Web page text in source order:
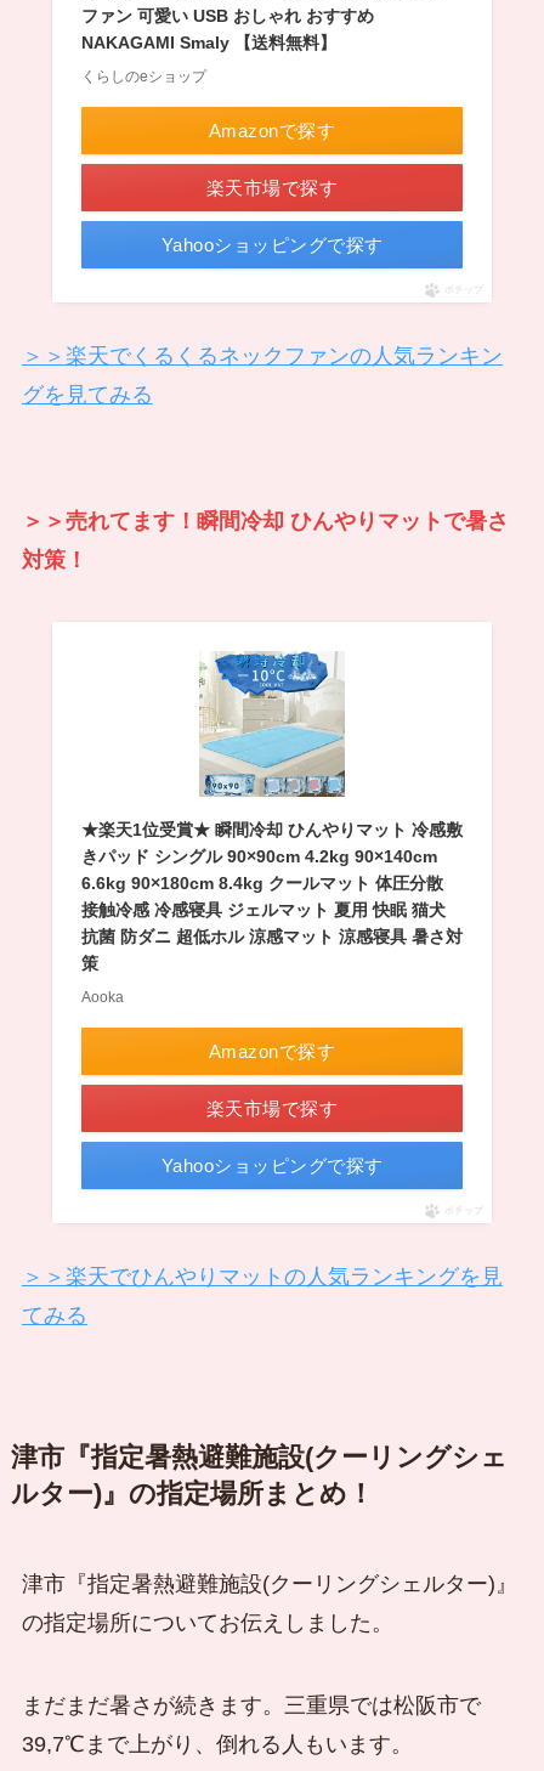
ファン 可愛い USB おしゃれ おすすめ
NAKAGAMI Smaly 【送料無料】
くらしのeショップ
Amazonで探す
楽天市場で探す
Yahooショッピングで探す
ポチップ
＞＞楽天でくるくるネックファンの人気ランキン
グを見てみる
＞＞売れてます！瞬間冷却 ひんやりマットで暑さ
対策！
★楽天1位受賞★ 瞬間冷却 ひんやりマット 冷感敷
きパッド シングル 90×90cm 4.2kg 90×140cm
6.6kg 90×180cm 8.4kg クールマット 体圧分散
接触冷感 冷感寝具 ジェルマット 夏用 快眠 猫犬
抗菌 防ダニ 超低ホル 涼感マット 涼感寝具 暑さ対
策
Aooka
Amazonで探す
楽天市場で探す
Yahooショッピングで探す
ポチップ
＞＞楽天でひんやりマットの人気ランキングを見
てみる
津市『指定暑熱避難施設(クーリングシェ
ルター)』の指定場所まとめ！
津市『指定暑熱避難施設(クーリングシェルター)』
の指定場所についてお伝えしました。
まだまだ暑さが続きます。三重県では松阪市で
39,7℃まで上がり、倒れる人もいます。